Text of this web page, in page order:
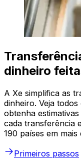
dinheiro
A Xe simplifica as
dinheiro. Veja
obtenha
cada transferência
190 países em mais
Primeiros passos